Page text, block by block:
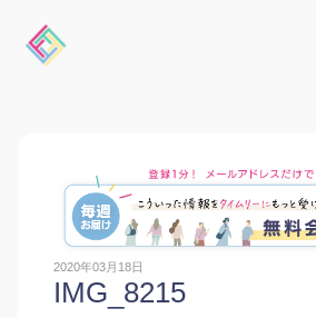
2020年03月18日
IMG_8215